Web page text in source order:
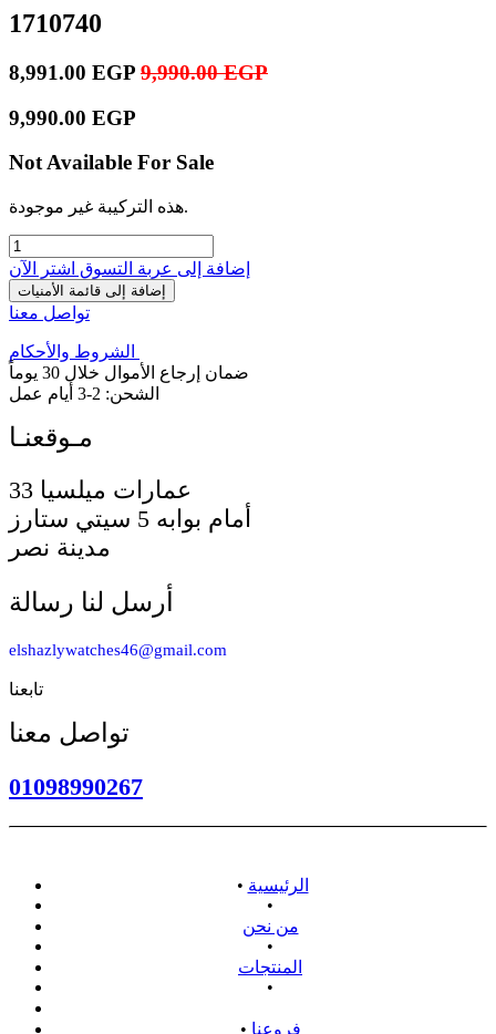
1710740
8,991.00 EGP 9,990.00EGP
9,990.00 EGP
Not Available For Sale
هذه التركيبة غير موجودة.
إضافة إلى عربة التسوق اشترِ الآن
إضافة إلى قائمة الأمنيات
تواصل معنا
الشروط والأحكام
ضمان إرجاع الأموال خلال 30 يوماً
الشحن: 2-3 أيام عمل
أمام بوابه 5 سيتي ستارز
مدينة نصر
أرسل لنا رسالة
elshazlywatches46@gmail.com
تابعنا
تواصل معنا
01098990267
• الرئيسية
•
من نحن
•
المنتجات
•
• فروعنا